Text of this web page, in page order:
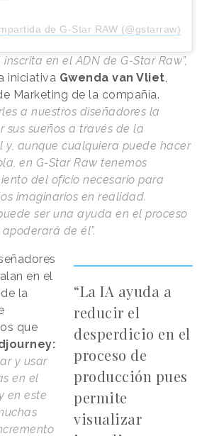
de G-Star RAW (@gstarraw)
en el ADN de G-Star Raw”,
iniciativa Gwenda van Vliet
Marketing de la compañía.
a nuestros diseñadores la
sus sueños a través de la
y, aunque cualquiera puede hacer
en G-Star Raw tenemos
del oficio necesario para
imaginarios en realidad.
ser una ayuda en el proceso
de él”.
“La IA ayuda a
reducir el
desperdicio en el
proceso de
producción pues
permite
visualizar
en el
la
que
y usar
en el
en este